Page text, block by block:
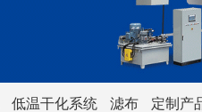
低温干化系统 滤布 定制产